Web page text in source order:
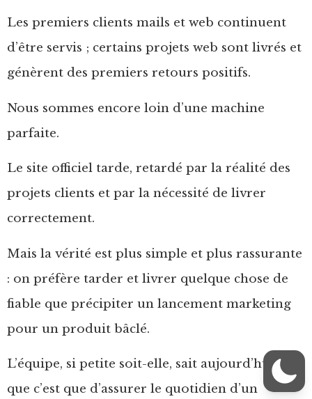
Les premiers clients mails et web continuent
d’être servis ; certains projets web sont livrés et
génèrent des premiers retours positifs.
Nous sommes encore loin d’une machine
parfaite.
Le site officiel tarde, retardé par la réalité des
projets clients et par la nécessité de livrer
correctement.
Mais la vérité est plus simple et plus rassurante
: on préfère tarder et livrer quelque chose de
fiable que précipiter un lancement marketing
pour un produit bâclé.
L’équipe, si petite soit-elle, sait aujourd’hui ce
que c’est que d’assurer le quotidien d’un